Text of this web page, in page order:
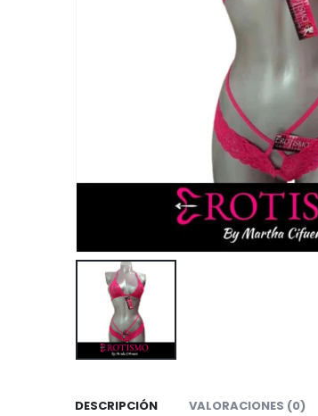
DESCRIPCIÓN VALORACIONES (0)